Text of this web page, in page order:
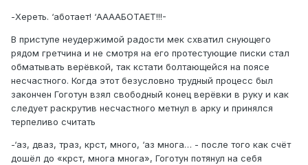
-Хереть. ‘аботает! ‘ААААБОТАЕТ!!!-
В приступе неудержимой радости мек схватил снующего
рядом гретчина и не смотря на его протестующие писки стал
обматывать верёвкой, так кстати болтающейся на поясе
несчастного. Когда этот безусловно трудный процесс был
закончен Гоготун взял свободный конец верёвки в руку и как
следует раскрутив несчастного метнул в арку и принялся
терпеливо считать
-‘аз, дваз, траз, крст, много, ‘аз многа… - после того как счёт
дошёл до «крст, многа многа», Гоготун потянул на себя